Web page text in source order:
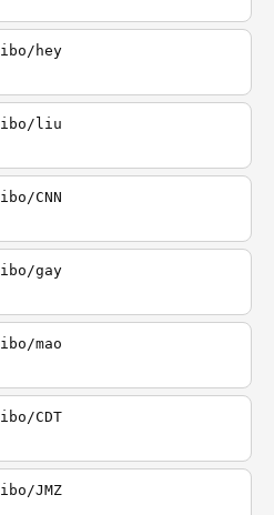
hey
liu
CNN
gay
mao
CDT
JMZ